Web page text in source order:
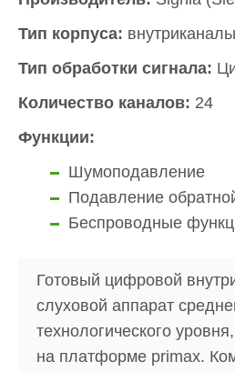
Тип корпуса:
Тип обработки сигнала:
Количество каналов: 24
Функции:
Шумоподавление
Подавление
Беспроводные
Готовый цифровой
слуховой аппарат
технологического
на платформе primax.